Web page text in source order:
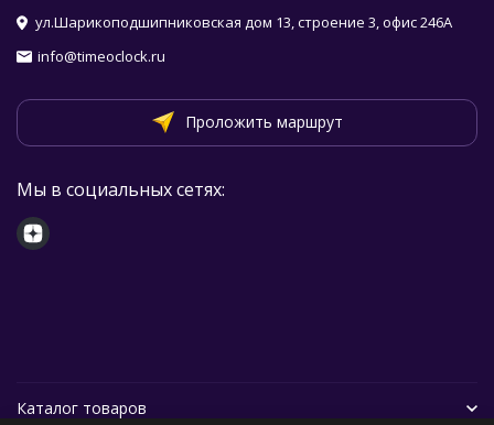
ул.Шарикоподшипниковская дом 13, строение 3, офис 246А
info@timeoclock.ru
Проложить маршрут
Мы в социальных сетях:
Каталог товаров